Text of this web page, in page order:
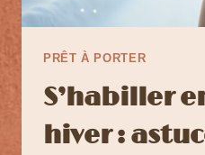
PRÊT À PORTER
S’habiller
hiver :